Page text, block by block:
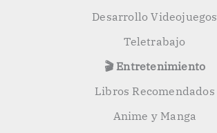
Desarrollo Videojuegos
Teletrabajo
🎬 Entretenimiento
Libros Recomendados
Anime y Manga